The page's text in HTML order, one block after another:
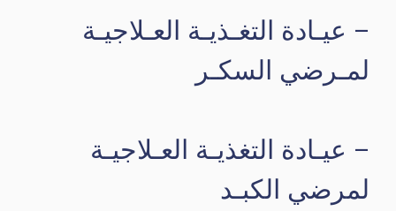
– عيـادة التغـذيـة العـلاجيـة
لمـرضي السكـر
– عيـادة التغذيـة العـلاجيـة
لمرضي الكبـد